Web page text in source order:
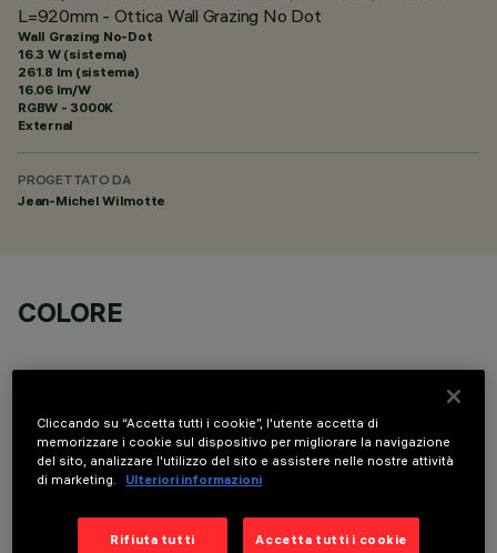
L=920mm - Ottica Wall Grazing No Dot
Wall Grazing No-Dot
16.3 W (sistema)
261.8 lm (sistema)
16.06 lm/W
RGBW - 3000K
External
PROGETTATO DA
Jean-Michel Wilmotte
COLORE
COMPONENTI OPZIONALI
Cliccando su “Accetta tutti i cookie”, l'utente accetta di
memorizzare i cookie sul dispositivo per migliorare la navigazione
del sito, analizzare l'utilizzo del sito e assistere nelle nostre attività
di marketing.
Ulteriori informazioni
Rifiuta tutti Accetta tutti i cookie